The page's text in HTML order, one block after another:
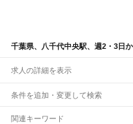
千葉県、八千代中央駅、週2・3日
求人の詳細を表示
条件を追加・変更して検索
市区町村を追加・変更
関連キーワード